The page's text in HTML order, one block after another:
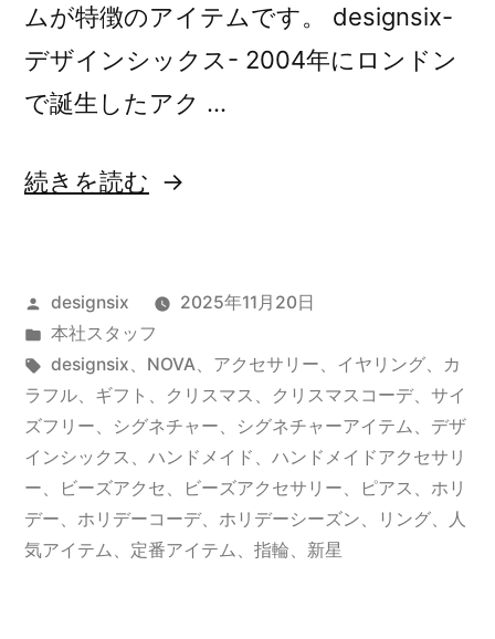
ムが特徴のアイテムです。 designsix-
デザインシックス- 2004年にロンドン
で誕生したアク …
“NOVA
続きを読む
投
稿
者:
designsix
2025年11月20日
カ
テ
ゴ
リ
ー:
本社スタッフ
タ
グ:
designsix、 NOVA、 アクセサリー、 イヤリング、
カ
ラフル、 ギフト 、 クリスマス 、 クリスマスコーデ、 サイ
ズフリー、 シグネチャー、 シグネチャーアイテム、 デザ
インシックス 、 ハンドメイド 、 ハンドメイドアクセサリ
ー、 ビーズアクセ、 ビーズアクセサリー、 ピアス 、 ホリ
デー、 ホリデーコーデ、 ホリデーシーズン、 リング、
人
気アイテム、 定番アイテム、 指輪、 新星